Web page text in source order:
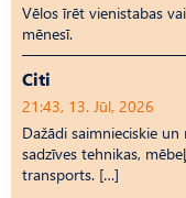
Vēlos īrēt vienistabas
mēnesī.
Citi
21:43, 13. Jūl, 2026
Dažādi saimnieciskie
sadzīves tehnikas,
transports. […]